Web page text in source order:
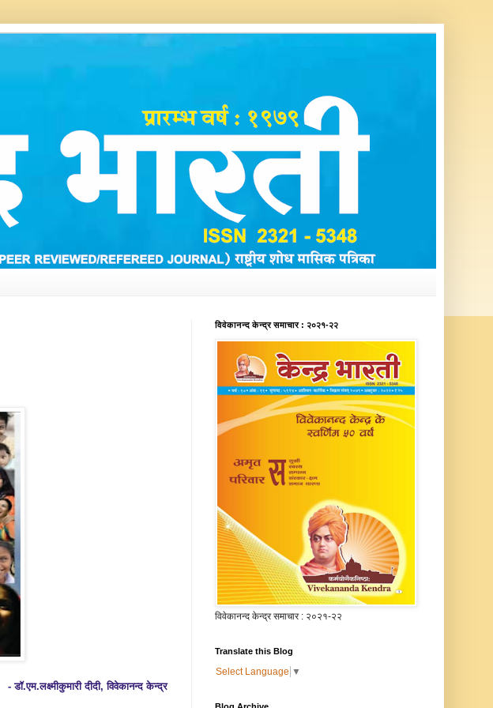
- डॉ.एम.लक्ष्मीकुमारी दीदी, विवेकानन्द केन्द्र
विवेकानन्द केन्द्र समाचार : २०२१-२२
विवेकानन्द केन्द्र समाचार : २०२१-२२
Translate this Blog
Select Language ▼